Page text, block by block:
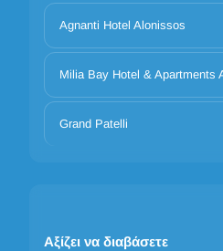
Agnanti Hotel Alonissos
Milia Bay Hotel & Apartments
Grand Patelli
Αξίζει να διαβάσετε